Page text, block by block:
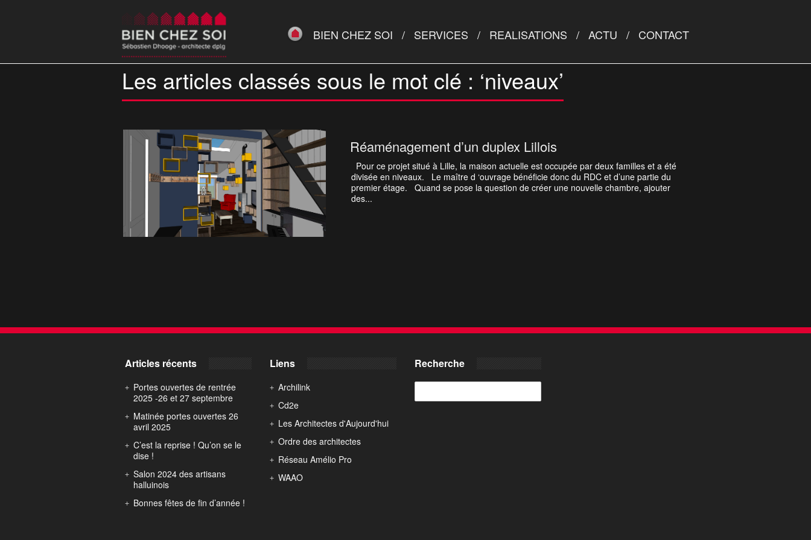
BIEN CHEZ SOI SERVICES REALISATIONS ACTU CONTACT
Les articles classés sous le mot clé : ‘niveaux’
Réaménagement d’un duplex Lillois
Pour ce projet situé à Lille, la maison actuelle est occupée par deux familles et a été
divisée en niveaux. Le maître d ‘ouvrage bénéficie donc du RDC et d’une partie du
premier étage. Quand se pose la question de créer une nouvelle chambre, ajouter
des...
Articles récents
Portes ouvertes de rentrée
2025 -26 et 27 septembre
Matinée portes ouvertes 26
avril 2025
C’est la reprise ! Qu’on se le
dise !
Salon 2024 des artisans
halluinois
Bonnes fêtes de fin d’année !
Liens
Archilink
Cd2e
Les Architectes d'Aujourd'hui
Ordre des architectes
Réseau Amélio Pro
WAAO
Recherche